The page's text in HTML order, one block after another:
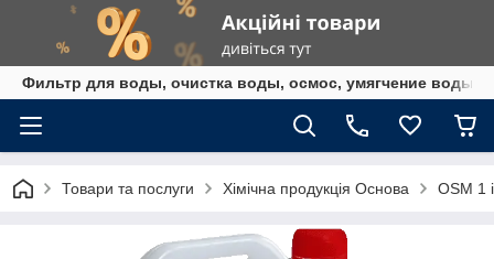
Фильтр для воды, очистка воды, осмос, умягчение воды,
Товари та послуги Хімічна продукція Основа OSM 1